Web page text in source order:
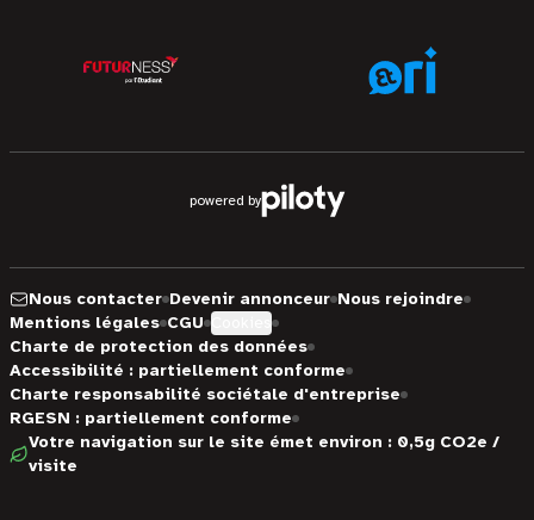
powered by
Nous contacter Devenir annonceur Nous rejoindre
Mentions légales CGU
Charte de protection des données
Accessibilité : partiellement conforme
Charte responsabilité sociétale d'entreprise
RGESN : partiellement conforme
Votre navigation sur le site émet environ : 0,5g CO2e /
visite